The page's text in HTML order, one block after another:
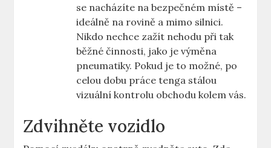
se nacházíte na bezpečném ⁤místě –
ideálně na ‍rovině a mimo silnici.​
Nikdo nechce zažít nehodu při tak
běžné ⁣činnosti,‍ jako je výměna
pneumatiky.⁢ Pokud je to možné, po
celou dobu práce⁢ tenga stálou
vizuální kontrolu obchodu⁢ kolem vás.
Zdvihněte vozidlo